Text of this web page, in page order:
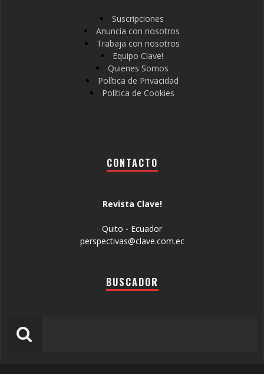
Suscripciones
Anuncia con nosotros
Trabaja con nosotros
Equipo Clave!
Quienes Somos
Política de Privacidad
Política de Cookies
CONTACTO
Revista Clave!
Quito - Ecuador
perspectivas@clave.com.ec
BUSCADOR